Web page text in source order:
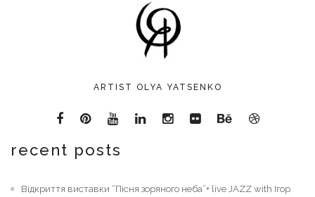
ARTIST OLYA YATSENKO
recent posts
Відкриття виставки “Пісня зоряного неба”+ live JAZZ with Ігор